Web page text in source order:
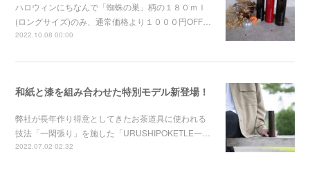
ハロウィンにちなんで「蜘蛛の巣」柄の１８０ｍｌ
(ロングサイズ)のみ、通常価格より１０００円OFF…
2022.10.08 00:00
和紙と漆を組み合わせた特別モデル新登場！
弊社が長年作り得意としてきたお茶道具に使われる
技法「一閑張り」を施した「URUSHIPOKETLE一…
2022.07.02 02:32